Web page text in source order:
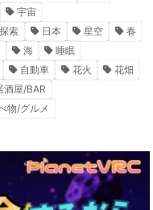
宇宙
探索 日本 星空
春
海
睡眠
自動車 花火
花畑
酒屋/BAR
物/グルメ